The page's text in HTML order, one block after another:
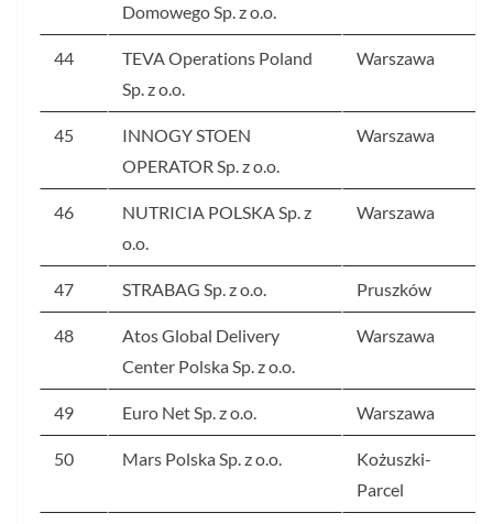
Domowego Sp. z o.o.
44
TEVA Operations Poland
Sp. z o.o.
Warszawa
45
INNOGY STOEN
OPERATOR Sp. z o.o.
Warszawa
46
NUTRICIA POLSKA Sp. z
o.o.
Warszawa
47 STRABAG Sp. z o.o. Pruszków
48
Atos Global Delivery
Center Polska Sp. z o.o.
Warszawa
49 Euro Net Sp. z o.o. Warszawa
50 Mars Polska Sp. z o.o.
Kożuszki-
Parcel